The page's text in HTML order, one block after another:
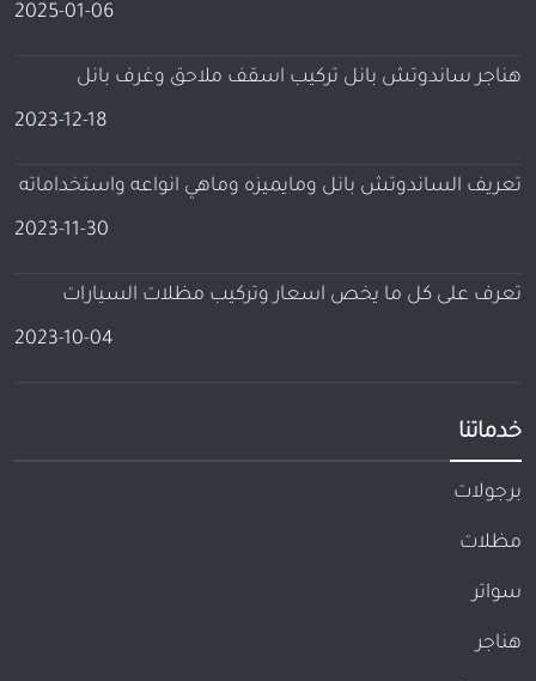
2025-01-06
هناجر ساندوتش بانل تركيب اسقف ملاحق وغرف بانل
2023-12-18
تعريف الساندوتش بانل ومايميزه وماهي انواعه واستخداماته
2023-11-30
تعرف على كل ما يخص اسعار وتركيب مظلات السيارات
2023-10-04
خدماتنا
برجولات
مظلات
سواتر
هناجر